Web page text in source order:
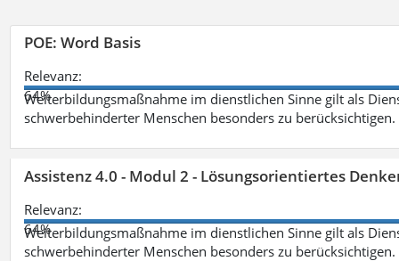
POE: Word Basis
Relevanz:
64%
Weiterbildungsmaßnahme im dienstlichen Sinne gilt als
schwerbehinderter Menschen besonders zu berücksichtigen.
Assistenz 4.0 - Modul 2 - Lösungsorientiertes
Relevanz:
64%
Weiterbildungsmaßnahme im dienstlichen Sinne gilt als
schwerbehinderter Menschen besonders zu berücksichtigen.